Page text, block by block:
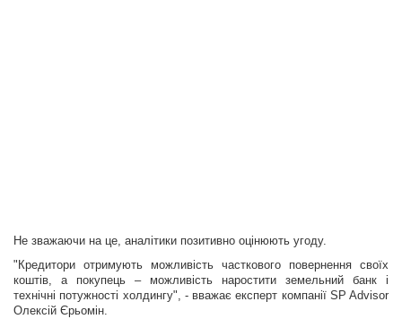
Не зважаючи на це, аналітики позитивно оцінюють угоду.
"Кредитори отримують можливість часткового повернення своїх
коштів, а покупець – можливість наростити земельний банк і
технічні потужності холдингу", - вважає експерт компанії SP Advisor
Олексій Єрьомін.